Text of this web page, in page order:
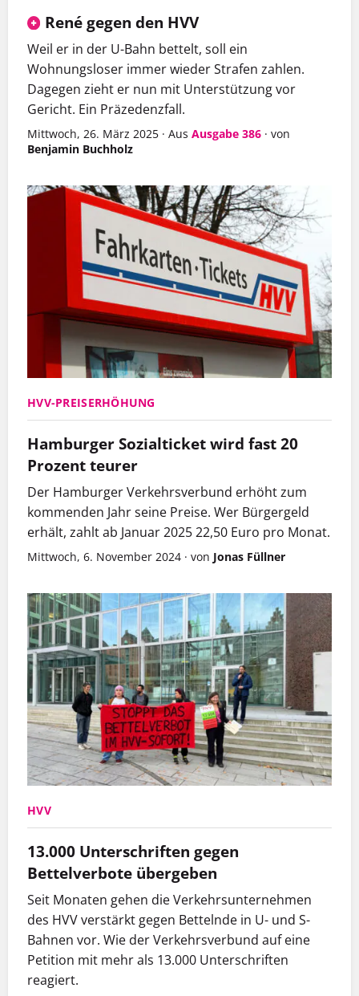
René gegen den HVV
Weil er in der U-Bahn bettelt, soll ein
Wohnungsloser immer wieder Strafen zahlen.
Dagegen zieht er nun mit Unterstützung vor
Gericht. Ein Präzedenzfall.
Mittwoch, 26. März 2025 · Aus Ausgabe 386 · von
Benjamin Buchholz
HVV-PREISERHÖHUNG
Hamburger Sozialticket wird fast 20
Prozent teurer
Der Hamburger Verkehrsverbund erhöht zum
kommenden Jahr seine Preise. Wer Bürgergeld
erhält, zahlt ab Januar 2025 22,50 Euro pro Monat.
Mittwoch, 6. November 2024 · von Jonas Füllner
HVV
13.000 Unterschriften gegen
Bettelverbote übergeben
Seit Monaten gehen die Verkehrsunternehmen
des HVV verstärkt gegen Bettelnde in U- und S-
Bahnen vor. Wie der Verkehrsverbund auf eine
Petition mit mehr als 13.000 Unterschriften
reagiert.